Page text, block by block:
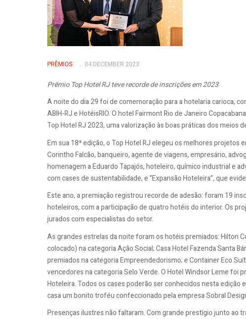
PRÊMIOS 04 DECEMBER 2023
Prêmio Top Hotel RJ teve recorde de inscrições em 2023
A noite do dia 29 foi de comemoração para a hotelaria carioca,
ABIH-RJ e HotéisRIO. O hotel Fairmont Rio de Janeiro
Top Hotel RJ 2023, uma valorização às boas práticas dos meios
Em sua 18ª edição, o Top Hotel RJ elegeu os melhores projetos
Corintho Falcão, banqueiro, agente de viagens, empresário,
homenagem a Eduardo Tapajós, hoteleiro, químico industrial e
com cases de sustentabilidade, e “Expansão Hoteleira”, que
Este ano, a premiação registrou recorde de adesão: foram 19
hoteleiros, com a participação de quatro hotéis do interior. Os
jurados com especialistas do setor.
As grandes estrelas da noite foram os hotéis premiados: Hilton
colocado) na categoria Ação Social; Casa Hotel Fazenda Santa
premiados na categoria Empreendedorismo; e Container Eco
vencedores na categoria Selo Verde. O Hotel Windsor Leme foi
Hoteleira. Todos os cases poderão ser conhecidos nesta
casa um bonito troféu confeccionado pela empresa Sobral
Presenças ilustres não faltaram. Com grande prestígio junto ao